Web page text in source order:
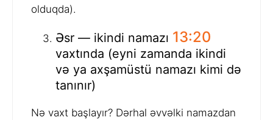
olduqda).
Əsr — ikindi namazı 13:20
vaxtında (eyni zamanda ikindi
və ya axşamüstü namazı kimi də
tanınır)
Nə vaxt başlayır? Dərhal əvvəlki namazdan